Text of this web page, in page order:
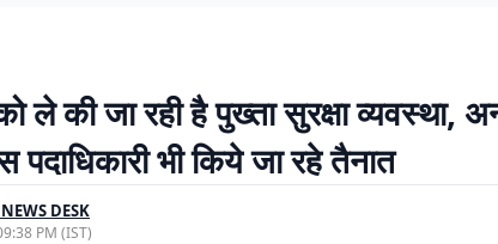
की जा रही है पुख्ता सुरक्षा व्यवस्था,
भी किये जा रहे तैनात
DESK
PM (IST)